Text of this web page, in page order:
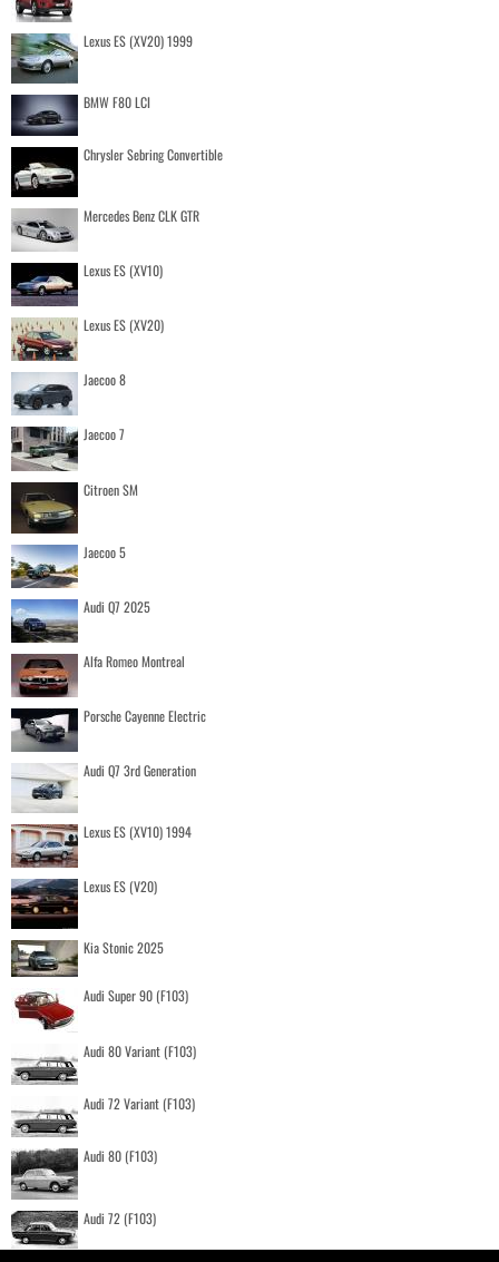
Lexus ES (XV20) 1999
BMW F80 LCI
Chrysler Sebring Convertible
Mercedes Benz CLK GTR
Lexus ES (XV10)
Lexus ES (XV20)
Jaecoo 8
Jaecoo 7
Citroen SM
Jaecoo 5
Audi Q7 2025
Alfa Romeo Montreal
Porsche Cayenne Electric
Audi Q7 3rd Generation
Lexus ES (XV10) 1994
Lexus ES (V20)
Kia Stonic 2025
Audi Super 90 (F103)
Audi 80 Variant (F103)
Audi 72 Variant (F103)
Audi 80 (F103)
Audi 72 (F103)